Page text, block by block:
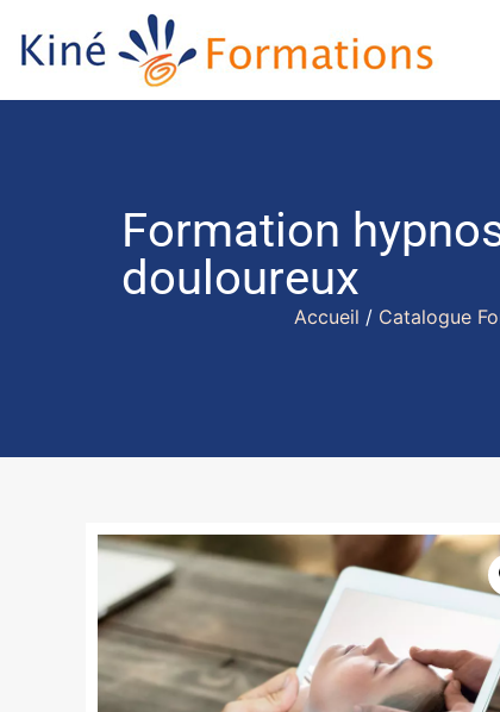
Formation
douloureux
Accueil / Catalogue